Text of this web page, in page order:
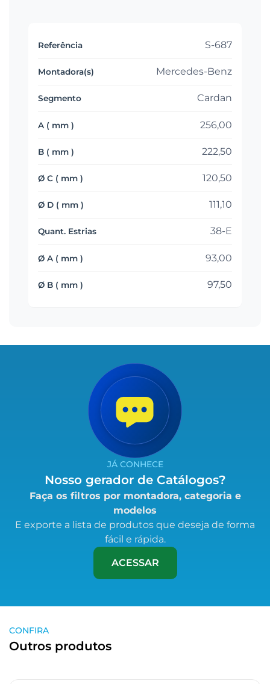
S-687
Mercedes-Benz
Cardan
256,00
222,50
120,50
111,10
38-E
93,00
97,50
JÁ CONHECE
Nosso gerador de Catálogos?
Faça os filtros por montadora, categoria e
modelos
E exporte a lista de produtos que deseja de forma
fácil e rápida.
ACESSAR
CONFIRA
Outros produtos